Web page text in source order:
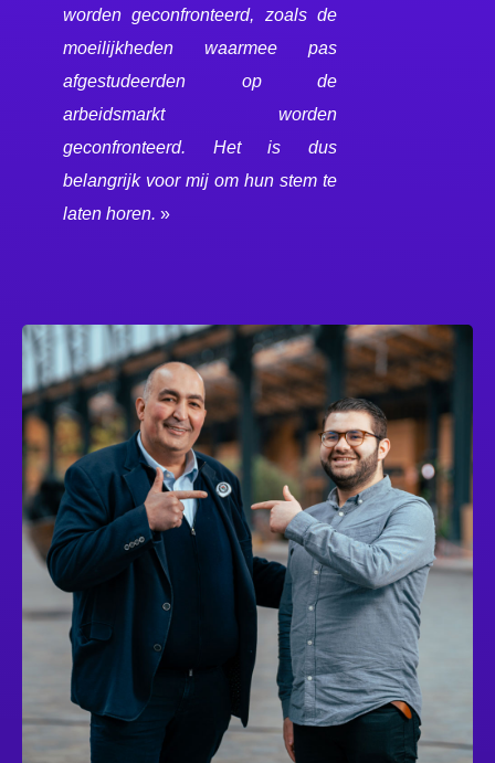
worden geconfronteerd, zoals de
moeilijkheden waarmee pas
afgestudeerden op de
arbeidsmarkt worden
geconfronteerd. Het is dus
belangrijk voor mij om hun stem te
laten horen.»